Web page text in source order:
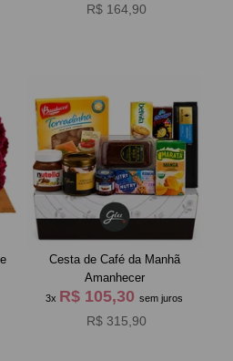
R$ 164,90
Cesta de Café da Manh
Amanhecer
3x R$ 105,30sem juros
R$ 315,90